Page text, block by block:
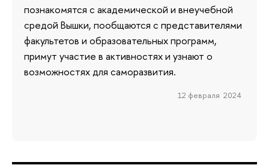
познакомятся с академической и внеучебной
средой Вышки, пообщаются с представителями
факультетов и образовательных программ,
примут участие в активностях и узнают о
возможностях для саморазвития.
12 февраля 2024